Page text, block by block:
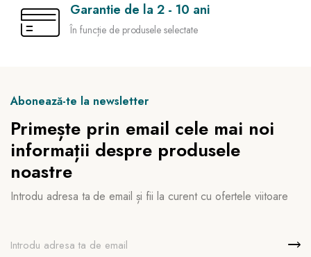
Garantie de la 2 - 10 ani
În funcție de produsele selectate
Abonează-te la newsletter
Primește prin email cele mai noi
informații despre produsele
noastre
Introdu adresa ta de email și fii la curent cu ofertele viitoare